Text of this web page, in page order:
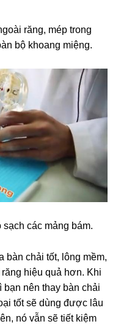
răng, mép trong
bộ khoang miệng.
các mảng bám.
bàn chải tốt, lông mềm,
hiệu quả hơn. Khi
nên thay bàn chải
tốt sẽ dùng được lâu
nó vẫn sẽ tiết kiệm